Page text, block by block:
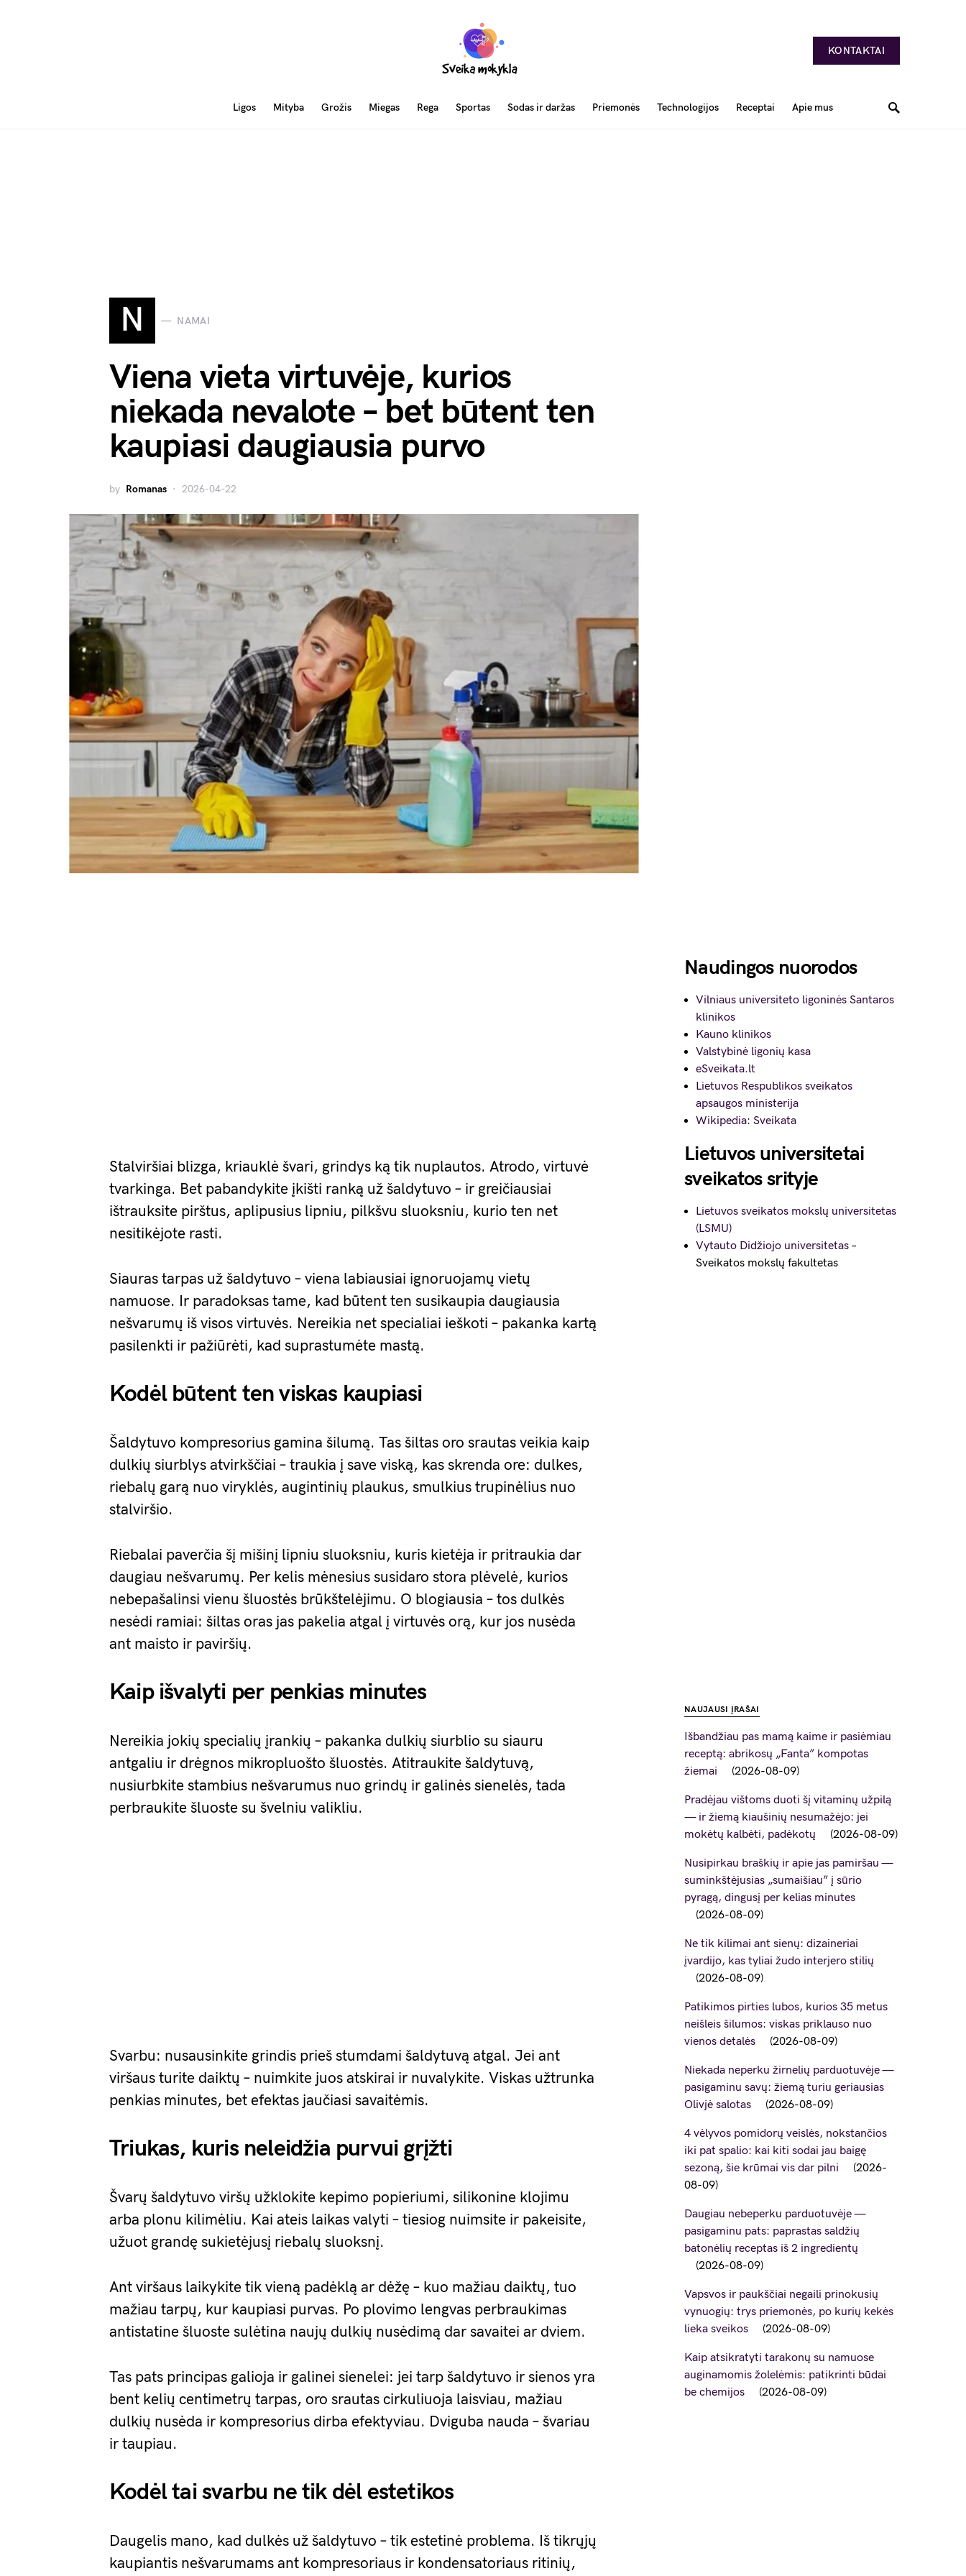
KONTAKTAI
Ligos Mityba Grožis Miegas Rega Sportas Sodas ir daržas Priemonės Technologijos Receptai Apie mus
N NAMAI
Viena vieta virtuvėje, kurios
niekada nevalote – bet būtent ten
kaupiasi daugiausia purvo
by Romanas 2026-04-22
Stalviršiai blizga, kriauklė švari, grindys ką tik nuplautos. Atrodo, virtuvė
tvarkinga. Bet pabandykite įkišti ranką už šaldytuvo – ir greičiausiai
ištrauksite pirštus, aplipusius lipniu, pilkšvu sluoksniu, kurio ten net
nesitikėjote rasti.
Siauras tarpas už šaldytuvo – viena labiausiai ignoruojamų vietų
namuose. Ir paradoksas tame, kad būtent ten susikaupia daugiausia
nešvarumų iš visos virtuvės. Nereikia net specialiai ieškoti – pakanka kartą
pasilenkti ir pažiūrėti, kad suprastumėte mastą.
Kodėl būtent ten viskas kaupiasi
Šaldytuvo kompresorius gamina šilumą. Tas šiltas oro srautas veikia kaip
dulkių siurblys atvirkščiai – traukia į save viską, kas skrenda ore: dulkes,
riebalų garą nuo viryklės, augintinių plaukus, smulkius trupinėlius nuo
stalviršio.
Riebalai paverčia šį mišinį lipniu sluoksniu, kuris kietėja ir pritraukia dar
daugiau nešvarumų. Per kelis mėnesius susidaro stora plėvelė, kurios
nebepašalinsi vienu šluostės brūkštelėjimu. O blogiausia – tos dulkės
nesėdi ramiai: šiltas oras jas pakelia atgal į virtuvės orą, kur jos nusėda
ant maisto ir paviršių.
Kaip išvalyti per penkias minutes
Nereikia jokių specialių įrankių – pakanka dulkių siurblio su siauru
antgaliu ir drėgnos mikropluošto šluostės. Atitraukite šaldytuvą,
nusiurbkite stambius nešvarumus nuo grindų ir galinės sienelės, tada
perbraukite šluoste su švelniu valikliu.
Svarbu: nusausinkite grindis prieš stumdami šaldytuvą atgal. Jei ant
viršaus turite daiktų – nuimkite juos atskirai ir nuvalykite. Viskas užtrunka
penkias minutes, bet efektas jaučiasi savaitėmis.
Triukas, kuris neleidžia purvui grįžti
Švarų šaldytuvo viršų užklokite kepimo popieriumi, silikonine klojimu
arba plonu kilimėliu. Kai ateis laikas valyti – tiesiog nuimsite ir pakeisite,
užuot grandę sukietėjusį riebalų sluoksnį.
Ant viršaus laikykite tik vieną padėklą ar dėžę – kuo mažiau daiktų, tuo
mažiau tarpų, kur kaupiasi purvas. Po plovimo lengvas perbraukimas
antistatine šluoste sulėtina naujų dulkių nusėdimą dar savaitei ar dviem.
Tas pats principas galioja ir galinei sienelei: jei tarp šaldytuvo ir sienos yra
bent kelių centimetrų tarpas, oro srautas cirkuliuoja laisviau, mažiau
dulkių nusėda ir kompresorius dirba efektyviau. Dviguba nauda – švariau
ir taupiau.
Kodėl tai svarbu ne tik dėl estetikos
Daugelis mano, kad dulkės už šaldytuvo – tik estetinė problema. Iš tikrųjų
kaupiantis nešvarumams ant kompresoriaus ir kondensatoriaus ritinių,
Naudingos nuorodos
Vilniaus universiteto ligoninės Santaros
klinikos
Kauno klinikos
Valstybinė ligonių kasa
eSveikata.lt
Lietuvos Respublikos sveikatos
apsaugos ministerija
Wikipedia: Sveikata
Lietuvos universitetai
sveikatos srityje
Lietuvos sveikatos mokslų universitetas
(LSMU)
Vytauto Didžiojo universitetas –
Sveikatos mokslų fakultetas
NAUJAUSI ĮRAŠAI
Išbandžiau pas mamą kaime ir pasiėmiau
receptą: abrikosų „Fanta” kompotas
žiemai
2026-08-09
Pradėjau vištoms duoti šį vitaminų užpilą
— ir žiemą kiaušinių nesumažėjo: jei
mokėtų kalbėti, padėkotų
2026-08-09
Nusipirkau braškių ir apie jas pamiršau —
suminkštėjusias „sumaišiau” į sūrio
pyragą, dingusį per kelias minutes
2026-08-09
Ne tik kilimai ant sienų: dizaineriai
įvardijo, kas tyliai žudo interjero stilių
2026-08-09
Patikimos pirties lubos, kurios 35 metus
neišleis šilumos: viskas priklauso nuo
vienos detalės
2026-08-09
Niekada neperku žirnelių parduotuvėje —
pasigaminu savų: žiemą turiu geriausias
Olivjė salotas
2026-08-09
4 vėlyvos pomidorų veislės, nokstančios
iki pat spalio: kai kiti sodai jau baigę
sezoną, šie krūmai vis dar pilni
2026-
08-09
Daugiau nebeperku parduotuvėje —
pasigaminu pats: paprastas saldžių
batonėlių receptas iš 2 ingredientų
2026-08-09
Vapsvos ir paukščiai negaili prinokusių
vynuogių: trys priemonės, po kurių kekės
lieka sveikos
2026-08-09
Kaip atsikratyti tarakonų su namuose
auginamomis žolelėmis: patikrinti būdai
be chemijos
2026-08-09